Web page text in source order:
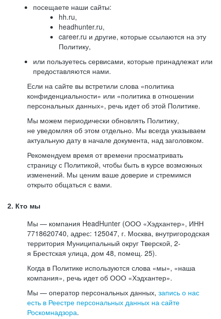
посещаете наши сайты:
hh.ru,
headhunter.ru,
career.ru и другие, которые ссылаются на эту
Политику,
или пользуетесь сервисами, которые принадлежат или
предоставляются нами.
Если на сайте вы встретили слова «политика
конфиденциальности» или «политика в отношении
персональных данных», речь идет об этой Политике.
Мы можем периодически обновлять Политику,
не уведомляя об этом отдельно. Мы всегда указываем
актуальную дату в начале документа, над заголовком.
Рекомендуем время от времени просматривать
страницу с Политикой, чтобы быть в курсе возможных
изменений. Мы ценим ваше доверие и стремимся
открыто общаться с вами.
2. Кто мы
Мы — компания HeadHunter (ООО «Хэдхантер», ИНН
7718620740, адрес: 125047, г. Москва, внутригородская
территория Муниципальный округ Тверской, 2-
я Брестская улица, дом 48, помещ. 25).
Когда в Политике используются слова «мы», «наша
компания», речь идет об ООО «Хэдхантер».
Мы — оператор персональных данных, запись о нас
есть в Реестре персональных данных на сайте
Роскомнадзора.